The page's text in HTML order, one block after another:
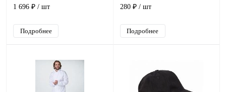
1 696 ₽ / шт
Подробнее
280 ₽ / шт
Подробнее